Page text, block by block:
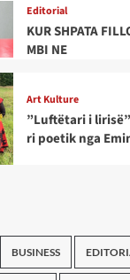
Editorial
KUR SHPATA
MBI NE
Art Kulture
”Luftëtari i
ri poetik nga
BUSINESS